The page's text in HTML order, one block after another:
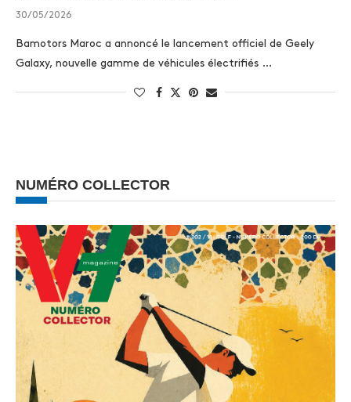
30/05/2026
Bamotors Maroc a annoncé le lancement officiel de Geely
Galaxy, nouvelle gamme de véhicules électrifiés …
NUMÉRO COLLECTOR